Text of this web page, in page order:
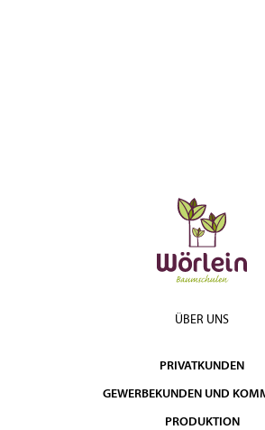
ÜBER UNS
PRIVATKUNDEN
GEWERBEKUNDEN UND
PRODUKTION